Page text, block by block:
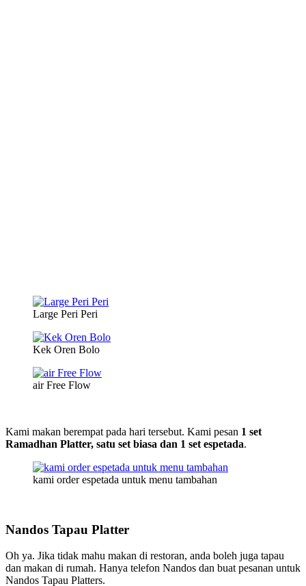
Large Peri Peri
Kek Oren Bolo
air Free Flow
Kami makan berempat pada hari tersebut. Kami pesan 1 set
Ramadhan Platter, satu set biasa dan 1 set espetada.
kami order espetada untuk menu tambahan
Nandos Tapau Platter
Oh ya. Jika tidak mahu makan di restoran, anda boleh juga tapau
dan makan di rumah. Hanya telefon Nandos dan buat pesanan untuk
Nandos Tapau Platters.